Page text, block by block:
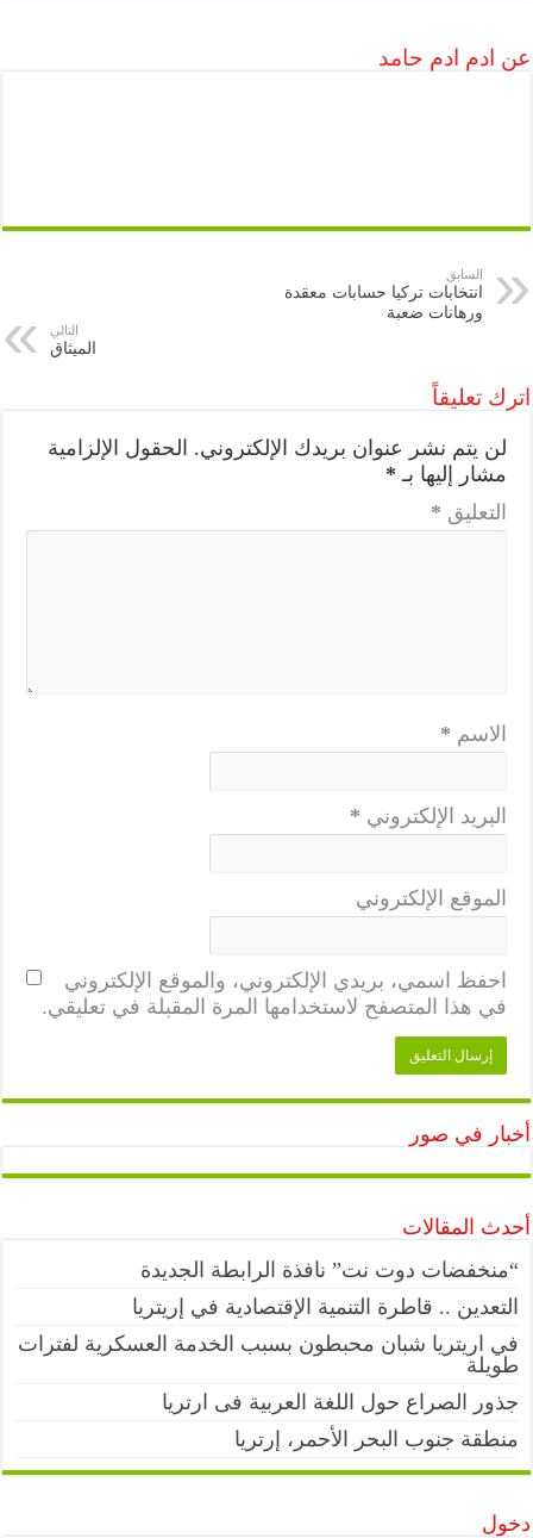
عن ادم ادم حامد
السابق
انتخابات تركيا حسابات معقدة
ورهانات ضعبة
التالي
الميثاق
اترك تعليقاً
لن يتم نشر عنوان بريدك الإلكتروني. الحقول الإلزامية
مشار إليها بـ *
التعليق *
الاسم *
البريد الإلكتروني *
الموقع الإلكتروني
احفظ اسمي، بريدي الإلكتروني، والموقع الإلكتروني
في هذا المتصفح لاستخدامها المرة المقبلة في تعليقي.
أخبار في صور
أحدث المقالات
“منخفضات دوت نت” نافذة الرابطة الجديدة
التعدين .. قاطرة التنمية الإقتصادية في إريتريا
في اريتريا شبان محبطون بسبب الخدمة العسكرية لفترات
طويلة
جذور الصراع حول اللغة العربية فى ارتريا
منطقة جنوب البحر الأحمر، إرتريا
دخول